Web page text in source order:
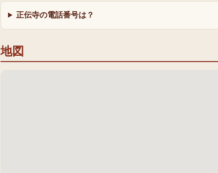
正伝寺の電話番号は？
地図